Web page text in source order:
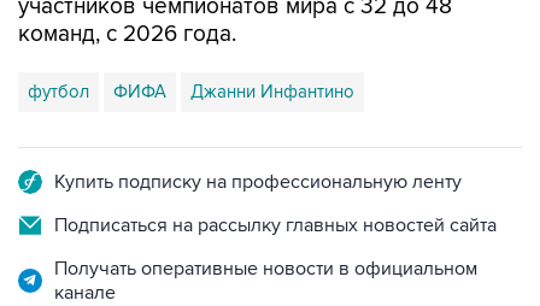
участников чемпионатов мира с 32 до 48
команд, с 2026 года.
футбол ФИФА Джанни Инфантино
Купить подписку на профессиональную ленту
Подписаться на рассылку главных новостей сайта
Получать оперативные новости в официальном
канале